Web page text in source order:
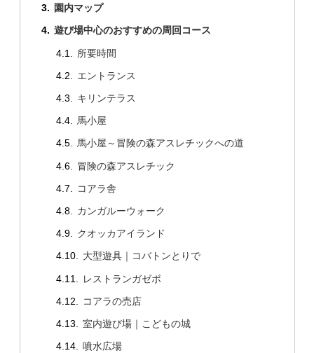
園内マップ
遊び場中心のおすすめの周回コース
所要時間
エントランス
キリンテラス
馬小屋
馬小屋～冒険の森アスレチックへの道
冒険の森アスレチック
コアラ舎
カンガルーウォーク
クオッカアイランド
大型遊具｜コバトンとりで
レストランガゼボ
コアラの売店
室内遊び場｜こどもの城
噴水広場